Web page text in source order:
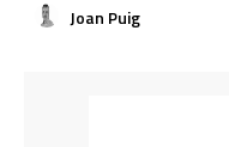
Joan Puig